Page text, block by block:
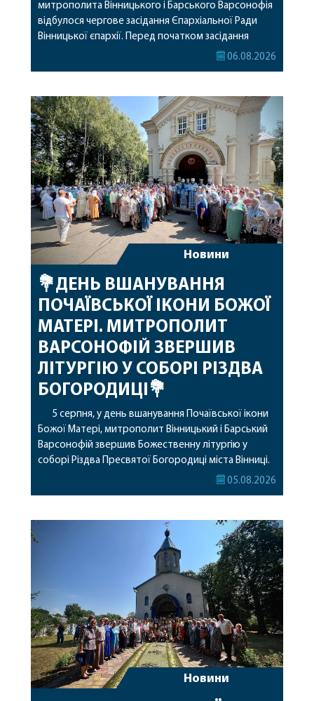
митрополита Вінницького і Барського Варсонофія
відбулося чергове засідання Єпархіальної Ради
Вінницької єпархії. Перед початком засідання
секретар Єпархіальної Ради від імені членів Ради
побажавши йому міцного здоров’я, Божої
допомоги, миру, духовної радості та
благословенних успіхів у подальшому
архіпастирському служінні. […]
06.08.2026
Новини
💐ДЕНЬ ВШАНУВАННЯ
ПОЧАЇВСЬКОЇ ІКОНИ БОЖОЇ
МАТЕРІ. МИТРОПОЛИТ
ВАРСОНОФІЙ ЗВЕРШИВ
ЛІТУРГІЮ У СОБОРІ РІЗДВА
БОГОРОДИЦІ💐
5 серпня, у день вшанування Почаївської ікони
Божої Матері, митрополит Вінницький і Барський
Варсонофій звершив Божественну літургію у
соборі Різдва Пресвятої Богородиці міста Вінниці.
Його Високопреосвященству співслужили
священному сані. Під час богослужіння підносилися
особливі молитви за мир в Україні, за воїнів, які
05.08.2026
Новини